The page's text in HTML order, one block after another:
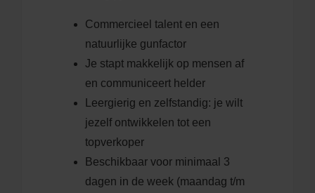
Commercieel talent en een
natuurlijke gunfactor
Je stapt makkelijk op mensen af
en communiceert helder
Leergierig en zelfstandig: je wilt
jezelf ontwikkelen tot een
topverkoper
Beschikbaar voor minimaal 3
dagen in de week (maandag t/m